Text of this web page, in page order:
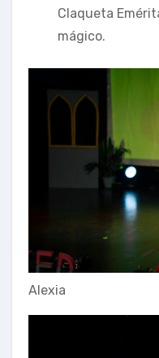
Claqueta
mágico.
Alexia